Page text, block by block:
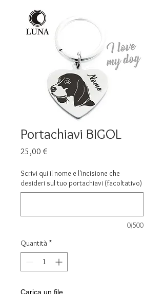
Portachiavi BIGOL
25,00 €
Scrivi qui il nome e l'incisione che
desideri sul tuo portachiavi (facoltativo)
0/500
Quantità *
Carica un file